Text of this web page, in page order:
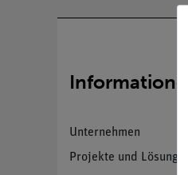
Informationen
Unternehmen
Projekte und Lösungen